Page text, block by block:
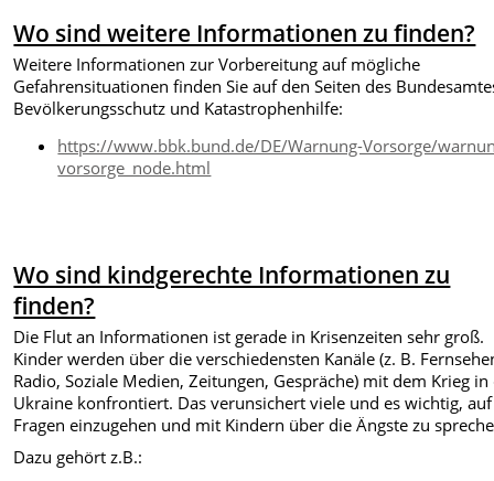
Wo sind weitere Informationen zu finden?
Weitere Informationen zur Vorbereitung auf mögliche
Gefahrensituationen finden Sie auf den Seiten des
Bevölkerungsschutz und Katastrophenhilfe:
https://www.bbk.bund.de/DE/Warnung-Vorsorge/
vorsorge_node.html
Wo sind kindgerechte Informationen zu
finden?
Die Flut an Informationen ist gerade in Krisenzeiten sehr groß.
Kinder werden über die verschiedensten Kanäle (z. B.
Radio, Soziale Medien, Zeitungen, Gespräche) mit dem Krieg in
Ukraine konfrontiert. Das verunsichert viele und es wichtig, auf
Fragen einzugehen und mit Kindern über die Ängste zu
Dazu gehört z.B.: